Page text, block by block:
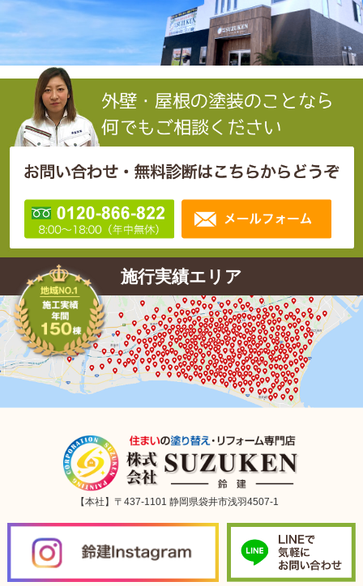
施行実績エリア
【本社】〒437-1101 静岡県袋井市浅羽4507-1